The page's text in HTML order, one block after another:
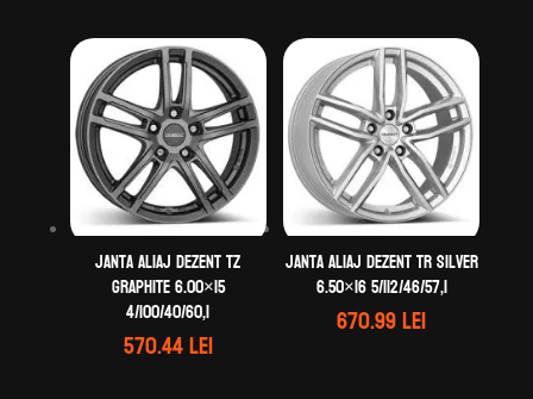
Janta aliaj DEZENT TZ
graphite 6.00×15
4/100/40/60,1
570.44lei
Janta aliaj DEZENT TR silver
6.50×16 5/112/46/57,1
670.99lei